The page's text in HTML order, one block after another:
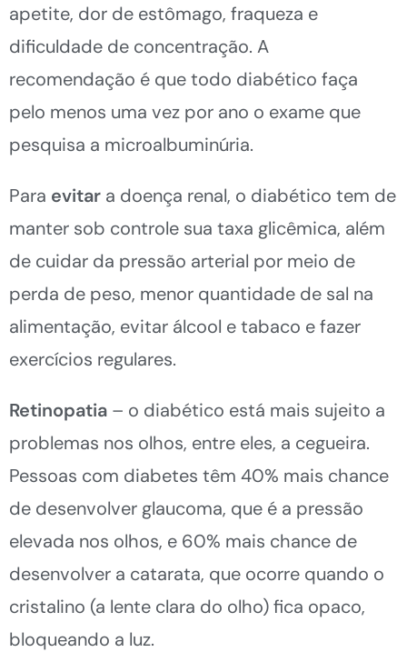
apetite, dor de estômago, fraqueza e
dificuldade de concentração. A
recomendação é que todo diabético faça
pelo menos uma vez por ano o exame que
pesquisa a microalbuminúria.
Para evitar a doença renal, o diabético tem de
manter sob controle sua taxa glicêmica, além
de cuidar da pressão arterial por meio de
perda de peso, menor quantidade de sal na
alimentação, evitar álcool e tabaco e fazer
exercícios regulares.
Retinopatia – o diabético está mais sujeito a
problemas nos olhos, entre eles, a cegueira.
Pessoas com diabetes têm 40% mais chance
de desenvolver glaucoma, que é a pressão
elevada nos olhos, e 60% mais chance de
desenvolver a catarata, que ocorre quando o
cristalino (a lente clara do olho) fica opaco,
bloqueando a luz.